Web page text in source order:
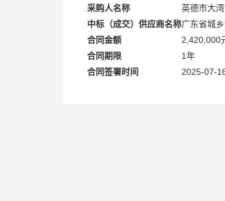
采购人名称
英德市大
中标（成交）供应商名称广东省城
合同金额
2,420,000
合同期限
1年
合同签署时间
2025-07-